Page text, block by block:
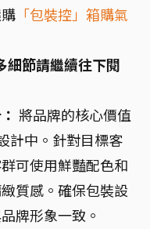
「包裝控」箱購氣
細節請繼續往下閱
將品牌的核心價值
計中。針對目標客
可使用鮮豔配色和
質感。確保包裝設
牌形象一致。